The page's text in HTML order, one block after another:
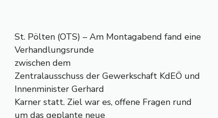
St. Pölten (OTS) – Am Montagabend fand eine
Verhandlungsrunde
zwischen dem
Zentralausschuss der Gewerkschaft KdEÖ und
Innenminister Gerhard
Karner statt. Ziel war es, offene Fragen rund
um das geplante neue